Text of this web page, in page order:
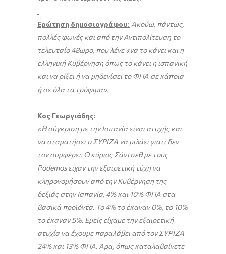
Ερώτηση δημοσιογράφου: Ακούω, πάντως,
πολλές φωνές και από την Αντιπολίτευση το
τελευταίο 48ωρο, που λένε «να το κάνει και η
ελληνική Κυβέρνηση όπως το κάνει η ισπανική
και να ρίξει ή να μηδενίσει το ΦΠΑ σε κάποια
ή σε όλα τα τρόφιμα».
Κος Γεωργιάδης:
«Η σύγκριση με την Ισπανία είναι ατυχής και
να σταματήσει ο ΣΥΡΙΖΑ να μιλάει γιατί δεν
τον συμφέρει. Ο κύριος Σάντσεθ με τους
Podemos είχαν την εξαιρετική τύχη να
κληρονομήσουν από την Κυβέρνηση της
δεξιάς στην Ισπανία, 4% και 10% ΦΠΑ στα
βασικά προϊόντα. Το 4% το έκαναν 0%, το 10%
το έκαναν 5%. Εμείς είχαμε την εξαιρετική
ατυχία να έχουμε παραλάβει από τον ΣΥΡΙΖΑ
24% και 13% ΦΠΑ. Άρα, όπως καταλαβαίνετε